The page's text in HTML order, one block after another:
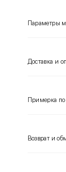
Параметры
Доставка и
Примерка
Возврат и